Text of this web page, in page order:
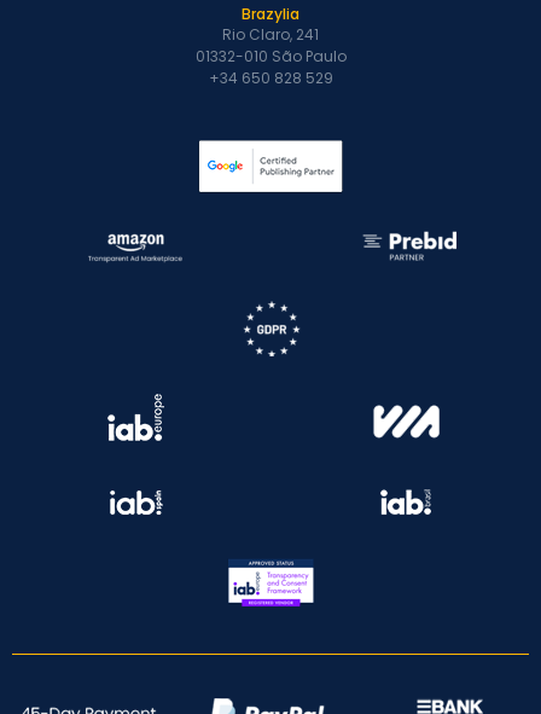
Brazylia
Rio Claro, 241
01332-010 São Paulo
+34 650 828 529